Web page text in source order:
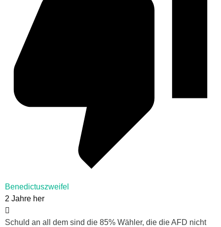
Benedictuszweifel
2 Jahre her
Schuld an all dem sind die 85% Wähler, die die AFD nicht